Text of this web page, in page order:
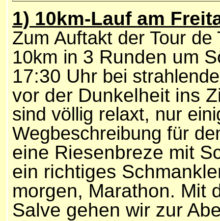
1) 10km-Lauf am
Zum Auftakt der Tour
10km in 3 Runden um
17:30 Uhr bei
vor der Dunkelheit ins
sind völlig relaxt, nur
Wegbeschreibung für
eine Riesenbreze mit
ein richtiges
morgen, Marathon. Mit
Salve gehen wir zur